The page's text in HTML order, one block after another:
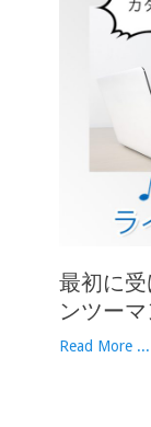
最初に
ンツー
Read More ...